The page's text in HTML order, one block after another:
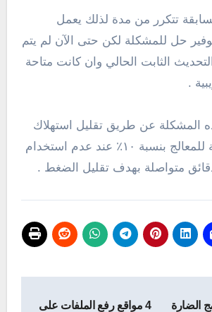
تتكرر من مدة لذلك يعمل
حل للمشكلة لكن حتى الآن لم يتم
الثابت الحالي وان كانت متاحة
.
عن طريق تقليل استهلاك
الصفحة المفتوحة للمعالج بنسبة ١٠٪ عند عدم استخدام
الضارة
4 مواقع رفع الملفات على